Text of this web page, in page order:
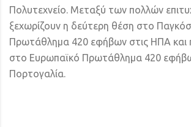
Πολυτεχνείο. Μεταξύ των πολλών
ξεχωρίζουν η δεύτερη θέση στο
Πρωτάθλημα 420 εφήβων στις ΗΠΑ και
στο Ευρωπαϊκό Πρωτάθλημα 420
Πορτογαλία.